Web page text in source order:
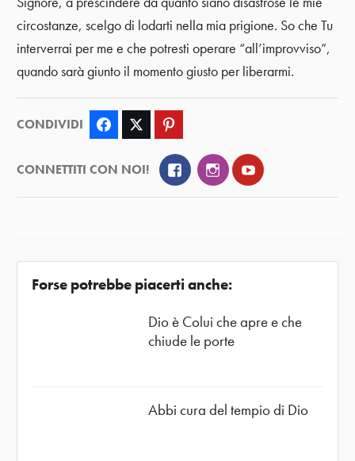
circostanze, scelgo di lodarti nella mia prigione. So che Tu
interverrai per me e che potresti operare “all’improvviso”,
quando sarà giunto il momento giusto per liberarmi.
CONDIVIDI Facebook Twitter
CONNETTITI CON NOI! FacebookInstagramYouTube
Forse potrebbe piacerti anche:
Dio è Colui che apre e che
chiude le porte
Abbi cura del tempio di Dio